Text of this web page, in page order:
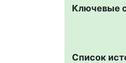
Ключевые
Список